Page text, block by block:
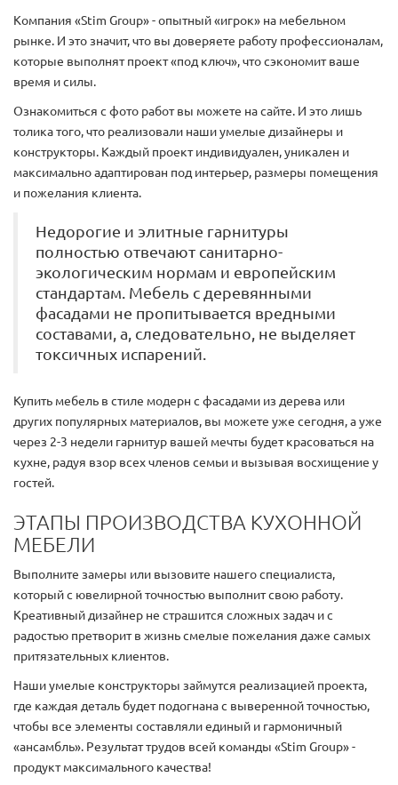
Компания «Stim Group» - опытный «игрок» на мебельном
рынке. И это значит, что вы доверяете работу профессионалам,
которые выполнят проект «под ключ», что сэкономит ваше
время и силы.
Ознакомиться с фото работ вы можете на сайте. И это лишь
толика того, что реализовали наши умелые дизайнеры и
конструкторы. Каждый проект индивидуален, уникален и
максимально адаптирован под интерьер, размеры помещения
и пожелания клиента.
Недорогие и элитные гарнитуры
полностью отвечают санитарно-
экологическим нормам и европейским
стандартам. Мебель с деревянными
фасадами не пропитывается вредными
составами, а, следовательно, не выделяет
токсичных испарений.
Купить мебель в стиле модерн с фасадами из дерева или
других популярных материалов, вы можете уже сегодня, а уже
через 2-3 недели гарнитур вашей мечты будет красоваться на
кухне, радуя взор всех членов семьи и вызывая восхищение у
гостей.
ЭТАПЫ ПРОИЗВОДСТВА КУХОННОЙ
МЕБЕЛИ
Выполните замеры или вызовите нашего специалиста,
который с ювелирной точностью выполнит свою работу.
Креативный дизайнер не страшится сложных задач и с
радостью претворит в жизнь смелые пожелания даже самых
притязательных клиентов.
Наши умелые конструкторы займутся реализацией проекта,
где каждая деталь будет подогнана с выверенной точностью,
чтобы все элементы составляли единый и гармоничный
«ансамбль». Результат трудов всей команды «Stim Group» -
продукт максимального качества!